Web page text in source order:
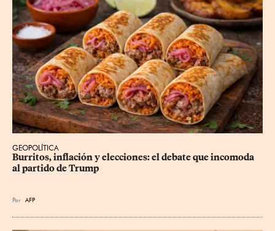
GEOPOLÍTICA
Burritos, inflación y elecciones: el debate que incomoda
al partido de Trump
Por AFP